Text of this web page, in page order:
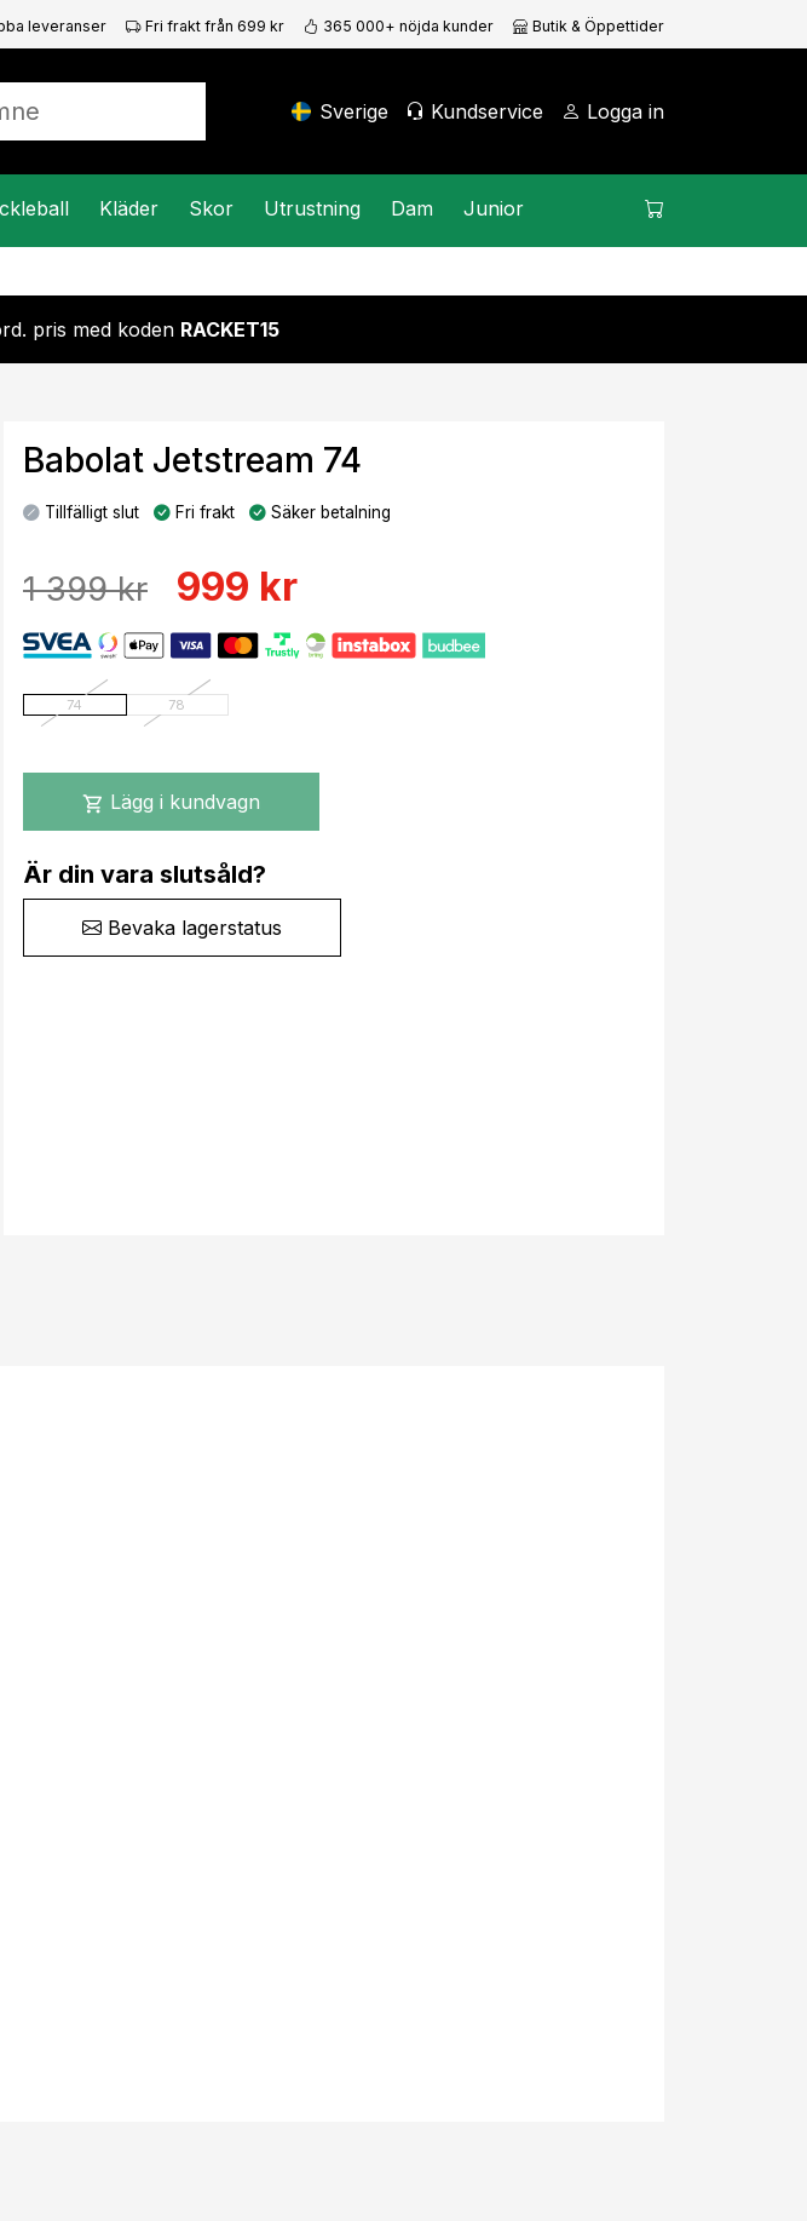
leveranser Fri frakt från 699 kr 365 000+ nöjda kunder Butik & Öppettider
Sverige Kundservice Logga in
Kläder Skor Utrustning Dam Junior
pris med koden RACKET15
Babolat Jetstream 74
Tillfälligt slut Fri frakt Säker betalning
1 399 kr 999 kr
74 78
shopping_cart Lägg i kundvagn
Är din vara slutsåld?
Bevaka lagerstatus